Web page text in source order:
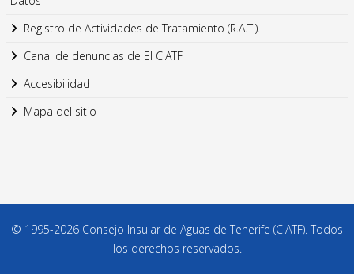
Registro de Actividades de Tratamiento (R.A.T.).
Canal de denuncias de El CIATF
Accesibilidad
Mapa del sitio
© 1995-2026 Consejo Insular de Aguas de Tenerife (CIATF). Todos
los derechos reservados.